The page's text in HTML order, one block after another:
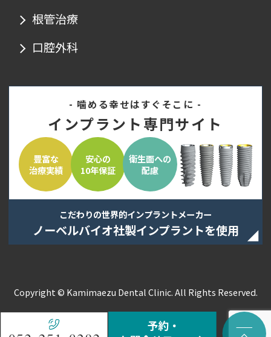
根管治療
口腔外科
- 噛める幸せはすぐそこに -
インプラント専門サイト
豊富な
治療実績
安心の
10年保証
衛生面への
配慮
こだわりの世界的インプラントメーカー
ノーベルバイオ社製インプラントを使用
Copyright © Kamimaezu Dental Clinic. All Rights Reserved.